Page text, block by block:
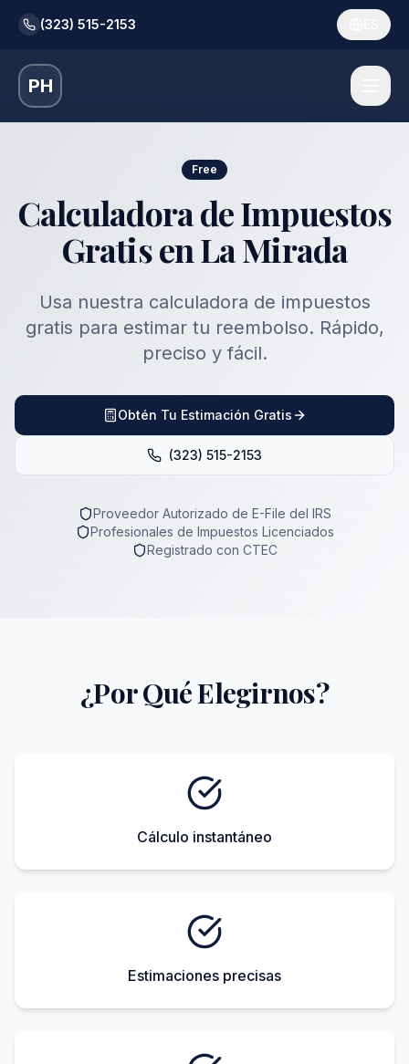
(323) 515-2153
PH
Free
Calculadora de Impuestos
Gratis en La Mirada
Usa nuestra calculadora de impuestos
gratis para estimar tu reembolso. Rápido,
preciso y fácil.
Obtén Tu Estimación Gratis
(323) 515-2153
Proveedor Autorizado de E-File del IRS
Profesionales de Impuestos Licenciados
Registrado con CTEC
¿Por Qué Elegirnos?
Cálculo instantáneo
Estimaciones precisas